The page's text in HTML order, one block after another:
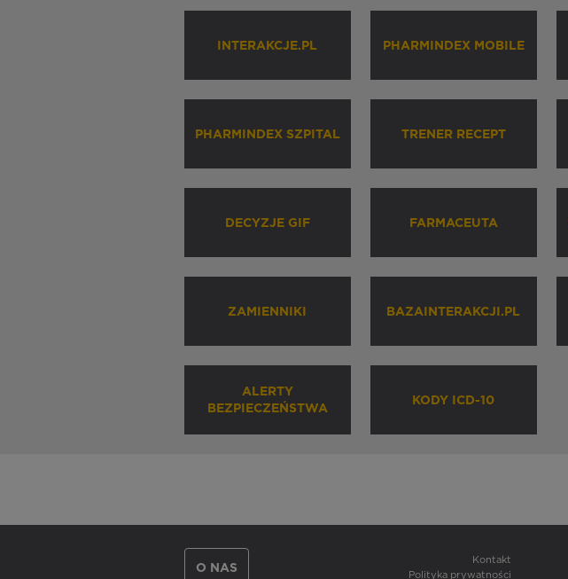
INTERAKCJE.PL PHARMINDEX MOBILE
PHARMINDEX SZPITAL TRENER RECEPT
DECYZJE GIF FARMACEUTA
ZAMIENNIKI BAZAINTERAKCJI.PL
ALERTY
BEZPIECZEŃSTWA
KODY ICD-10
O NAS
Kontakt
Polityka prywatności